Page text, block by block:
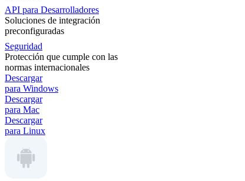
API para Desarrolladores
Soluciones de integración
preconfiguradas
Seguridad
Protección que cumple con las
normas internacionales
Descargar
para Windows
Descargar
para Mac
Descargar
para Linux